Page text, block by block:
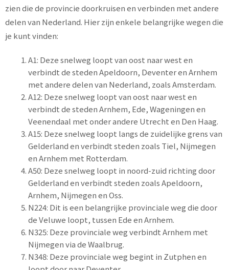
zien die de provincie doorkruisen en verbinden met andere
delen van Nederland. Hier zijn enkele belangrijke wegen die
je kunt vinden:
A1: Deze snelweg loopt van oost naar west en
verbindt de steden Apeldoorn, Deventer en Arnhem
met andere delen van Nederland, zoals Amsterdam.
A12: Deze snelweg loopt van oost naar west en
verbindt de steden Arnhem, Ede, Wageningen en
Veenendaal met onder andere Utrecht en Den Haag.
A15: Deze snelweg loopt langs de zuidelijke grens van
Gelderland en verbindt steden zoals Tiel, Nijmegen
en Arnhem met Rotterdam.
A50: Deze snelweg loopt in noord-zuid richting door
Gelderland en verbindt steden zoals Apeldoorn,
Arnhem, Nijmegen en Oss.
N224: Dit is een belangrijke provinciale weg die door
de Veluwe loopt, tussen Ede en Arnhem.
N325: Deze provinciale weg verbindt Arnhem met
Nijmegen via de Waalbrug.
N348: Deze provinciale weg begint in Zutphen en